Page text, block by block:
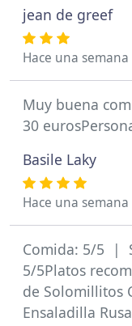
jean de greef
Hace una semana
Muy buena
30
Basile Laky
Hace una semana
Comida: 5/5 |
5/5Platos
de Solomillitos
Ensaladilla Rusa